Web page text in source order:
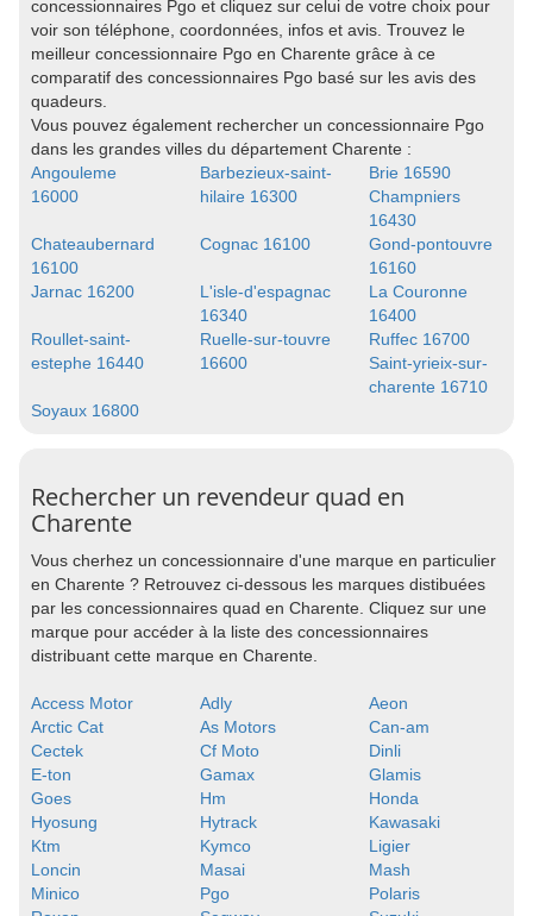
concessionnaires Pgo et cliquez sur celui de votre choix pour
voir son téléphone, coordonnées, infos et avis. Trouvez le
meilleur concessionnaire Pgo en Charente grâce à ce
comparatif des concessionnaires Pgo basé sur les avis des
quadeurs.
Vous pouvez également rechercher un concessionnaire Pgo
dans les grandes villes du département Charente :
Angouleme
16000
Barbezieux-saint-
hilaire 16300
Brie 16590
Champniers
16430
Chateaubernard
16100
Cognac 16100
Gond-pontouvre
16160
Jarnac 16200
L'isle-d'espagnac
16340
La Couronne
16400
Roullet-saint-
estephe 16440
Ruelle-sur-touvre
16600
Ruffec 16700
Saint-yrieix-sur-
charente 16710
Soyaux 16800
Rechercher un revendeur quad en
Charente
Vous cherhez un concessionnaire d'une marque en particulier
en Charente ? Retrouvez ci-dessous les marques distibuées
par les concessionnaires quad en Charente. Cliquez sur une
marque pour accéder à la liste des concessionnaires
distribuant cette marque en Charente.
Access Motor Adly
Aeon
Arctic Cat
As Motors
Can-am
Cectek
Cf Moto
Dinli
E-ton
Gamax
Glamis
Goes
Hm
Honda
Hyosung
Hytrack
Kawasaki
Ktm
Kymco
Ligier
Loncin
Masai
Mash
Minico
Pgo
Polaris